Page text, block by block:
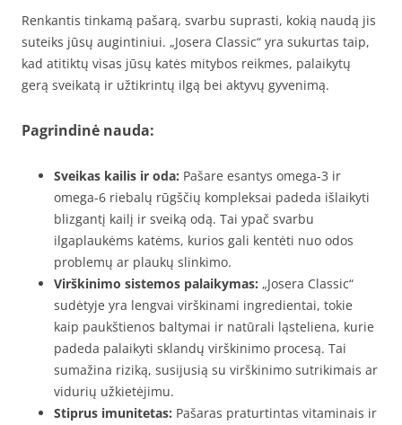
Renkantis tinkamą pašarą, svarbu suprasti, kokią naudą jis
suteiks jūsų augintiniui. „Josera Classic“ yra sukurtas taip,
kad atitiktų visas jūsų katės mitybos reikmes, palaikytų
gerą sveikatą ir užtikrintų ilgą bei aktyvų gyvenimą.
Pagrindinė nauda:
Sveikas kailis ir oda: Pašare esantys omega-3 ir
omega-6 riebalų rūgščių kompleksai padeda išlaikyti
blizgantį kailį ir sveiką odą. Tai ypač svarbu
ilgaplaukėms katėms, kurios gali kentėti nuo odos
problemų ar plaukų slinkimo.
Virškinimo sistemos palaikymas: „Josera Classic“
sudėtyje yra lengvai virškinami ingredientai, tokie
kaip paukštienos baltymai ir natūrali ląsteliena, kurie
padeda palaikyti sklandų virškinimo procesą. Tai
sumažina riziką, susijusią su virškinimo sutrikimais ar
vidurių užkietėjimu.
Stiprus imunitetas: Pašaras praturtintas vitaminais ir